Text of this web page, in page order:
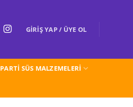
GIRIŞ YAP / ÜYE OL
PARTI SÜS MALZEMELERİ